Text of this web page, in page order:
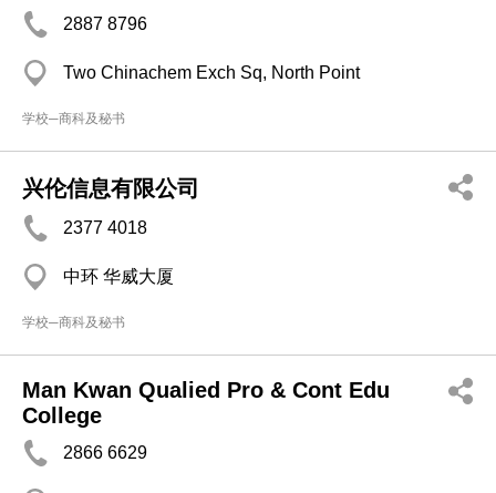
2887 8796
Two Chinachem Exch Sq, North Point
学校─商科及秘书
兴伦信息有限公司
2377 4018
中环 华威大厦
学校─商科及秘书
Man Kwan Qualied Pro & Cont Edu
College
2866 6629